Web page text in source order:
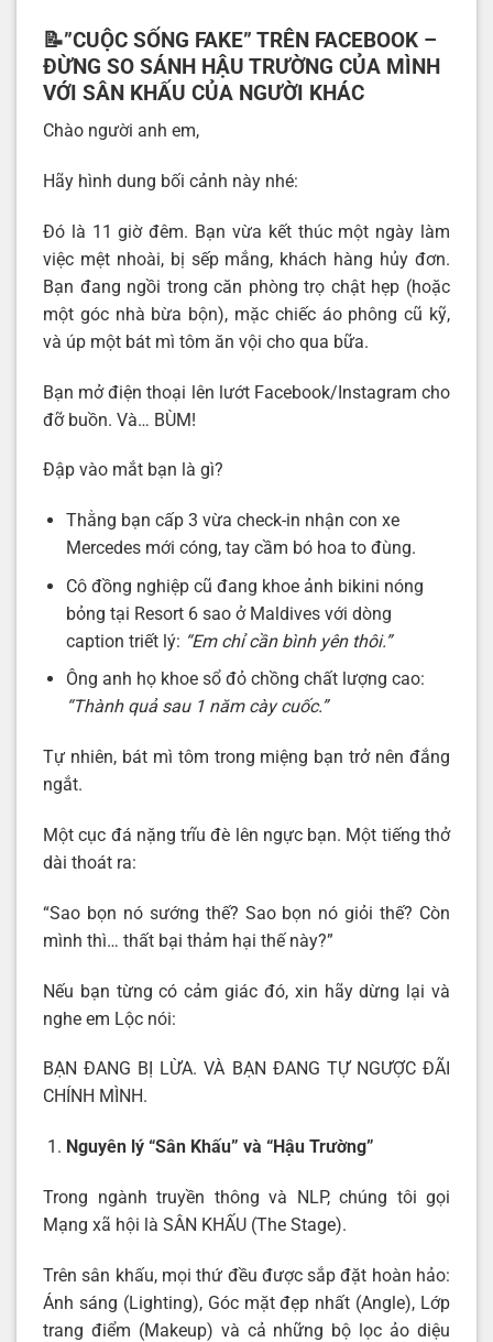
📝”CUỘC SỐNG FAKE” TRÊN FACEBOOK –
ĐỪNG SO SÁNH HẬU TRƯỜNG CỦA MÌNH
VỚI SÂN KHẤU CỦA NGƯỜI KHÁC
Chào người anh em,
Hãy hình dung bối cảnh này nhé:
Đó là 11 giờ đêm. Bạn vừa kết thúc một ngày làm
việc mệt nhoài, bị sếp mắng, khách hàng hủy đơn.
Bạn đang ngồi trong căn phòng trọ chật hẹp (hoặc
một góc nhà bừa bộn), mặc chiếc áo phông cũ kỹ,
và úp một bát mì tôm ăn vội cho qua bữa.
Bạn mở điện thoại lên lướt Facebook/Instagram cho
đỡ buồn. Và… BÙM!
Đập vào mắt bạn là gì?
Thằng bạn cấp 3 vừa check-in nhận con xe
Mercedes mới cóng, tay cầm bó hoa to đùng.
Cô đồng nghiệp cũ đang khoe ảnh bikini nóng
bỏng tại Resort 6 sao ở Maldives với dòng
caption triết lý: “Em chỉ cần bình yên thôi.”
Ông anh họ khoe sổ đỏ chồng chất lượng cao:
“Thành quả sau 1 năm cày cuốc.”
Tự nhiên, bát mì tôm trong miệng bạn trở nên đắng
ngắt.
Một cục đá nặng trĩu đè lên ngực bạn. Một tiếng thở
dài thoát ra:
“Sao bọn nó sướng thế? Sao bọn nó giỏi thế? Còn
mình thì… thất bại thảm hại thế này?”
Nếu bạn từng có cảm giác đó, xin hãy dừng lại và
nghe em Lộc nói:
BẠN ĐANG BỊ LỪA. VÀ BẠN ĐANG TỰ NGƯỢC ĐÃI
CHÍNH MÌNH.
Nguyên lý “Sân Khấu” và “Hậu Trường”
Trong ngành truyền thông và NLP, chúng tôi gọi
Mạng xã hội là SÂN KHẤU (The Stage).
Trên sân khấu, mọi thứ đều được sắp đặt hoàn hảo:
Ánh sáng (Lighting), Góc mặt đẹp nhất (Angle), Lớp
trang điểm (Makeup) và cả những bộ lọc ảo diệu